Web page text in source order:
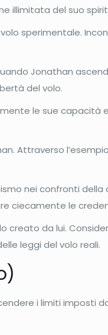
illimitata del suo
sperimentale.
Jonathan
del volo.
le sue capacità
Attraverso
nei confronti della
ciecamente le
creato da lui.
leggi del volo reali.
i limiti imposti